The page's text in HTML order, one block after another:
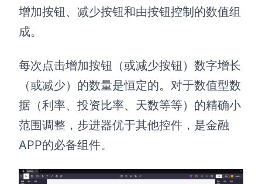
增加按钮、减少按钮和由按钮控制的数值组
成。
每次点击增加按钮（或减少按钮）数字增长
（或减少）的数量是恒定的。对于数值型数
据（利率、投资比率、天数等等）的精确小
范围调整，步进器优于其他控件，是金融
APP的必备组件。